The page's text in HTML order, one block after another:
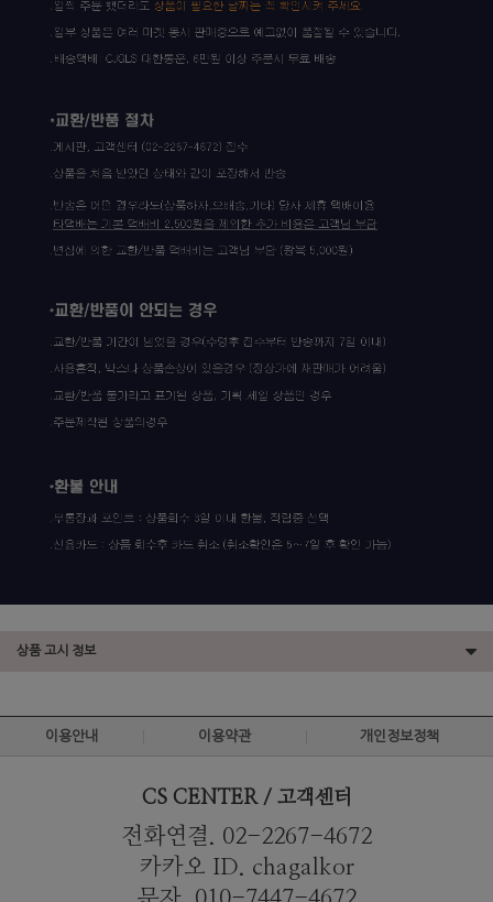
상품 고시 정보
이용안내 이용약관 개인정보정책
CS CENTER / 고객센터
전화연결. 02-2267-4672
카카오 ID. chagalkor